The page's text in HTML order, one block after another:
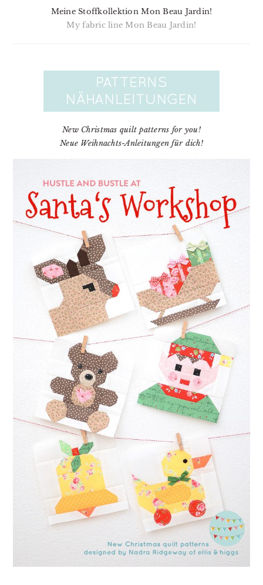
Meine Stoffkollektion Mon Beau Jardin!
My fabric line Mon Beau Jardin!
New Christmas quilt patterns for you!
Neue Weihnachts-Anleitungen für dich!